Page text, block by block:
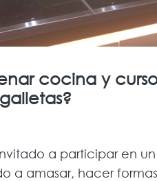
cocina y
a participar en
a amasar, hacer